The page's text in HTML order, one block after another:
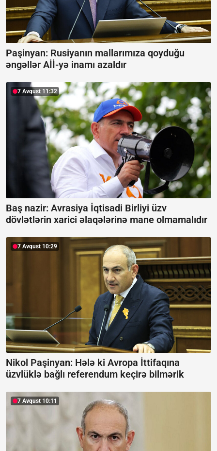
Paşinyan: Rusiyanın mallarımıza qoyduğu
əngəllər Aİİ-yə inamı azaldır
7 Avqust 11:32
Baş nazir: Avrasiya İqtisadi Birliyi üzv
dövlətlərin xarici əlaqələrinə mane olmamalıdır
7 Avqust 10:29
Nikol Paşinyan: Hələ ki Avropa İttifaqına
üzvlüklə bağlı referendum keçirə bilmərik
7 Avqust 10:11